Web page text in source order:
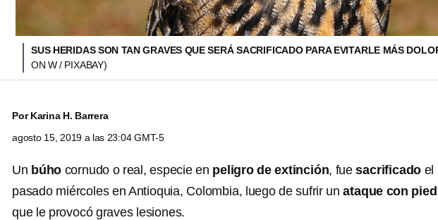
SUS HERIDAS SON TAN GRAVES QUE SERÁ SACRIFICADO PARA EVITARLE MÁS
ON W / PIXABAY)
PorKarina H. Barrera
agosto 15, 2019 a las 23:04 GMT-5
Un búho cornudo o real, especie en peligro de extinción, fuesacrificado el
pasado miércoles en Antioquia, Colombia, luego de sufrir unataque con
que le provocó graves lesiones.